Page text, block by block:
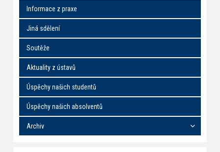
Informace z praxe
Jiná sdělení
Soutěže
Aktuality z ústavů
Úspěchy našich studentů
Úspěchy našich absolventů
Archiv